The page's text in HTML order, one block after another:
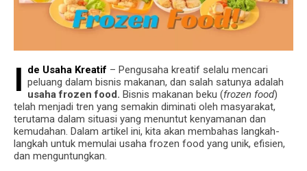
I de Usaha Kreatif – Pengusaha kreatif selalu mencari
peluang dalam bisnis makanan, dan salah satunya adalah
usaha frozen food. Bisnis makanan beku (frozen food)
telah menjadi tren yang semakin diminati oleh masyarakat,
terutama dalam situasi yang menuntut kenyamanan dan
kemudahan. Dalam artikel ini, kita akan membahas langkah-
langkah untuk memulai usaha frozen food yang unik, efisien,
dan menguntungkan.